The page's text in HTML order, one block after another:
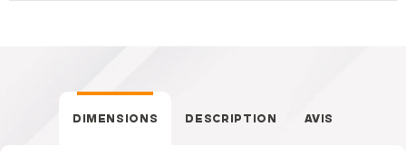
DIMENSIONS DESCRIPTION AVIS